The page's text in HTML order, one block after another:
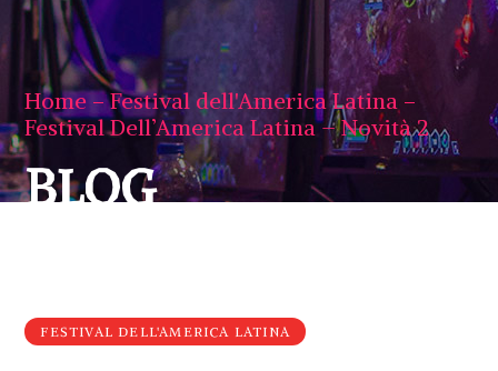
Home
Festival dell'America Latina
Festival Dell’America Latina – Novità 2
BLOG
FESTIVAL DELL'AMERICA LATINA